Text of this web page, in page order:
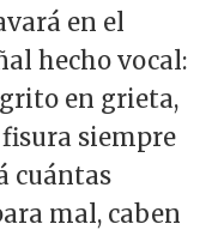
en el
hecho vocal:
en grieta,
siempre
cuántas
mal, caben